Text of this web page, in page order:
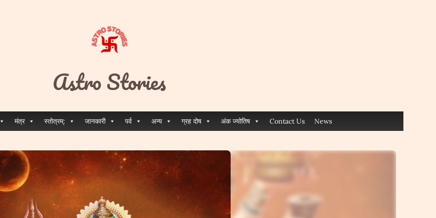
Astro Stories
मंत्र स्तोत्रम्: जानकारी पर्व अन्य ग्रह दोष अंक ज्योतिष Contact Us News